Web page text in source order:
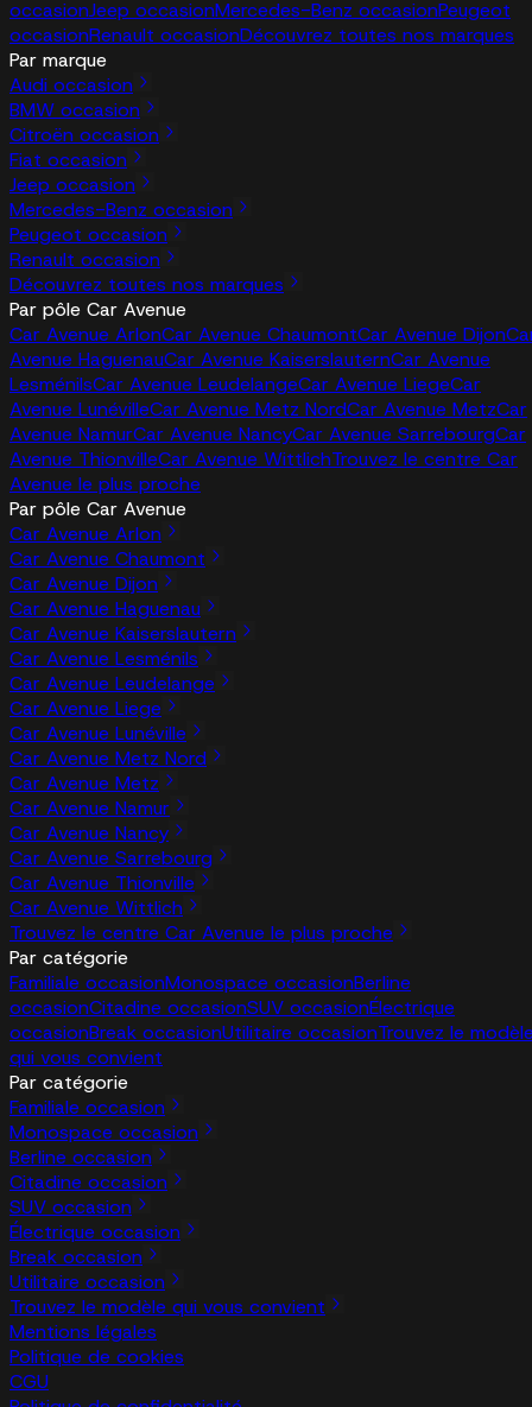
occasionJeep occasionMercedes-Benz occasionPeugeot
occasionRenault occasionDécouvrez toutes nos marques
Par marque
Audi occasion
BMW occasion
Citroën occasion
Fiat occasion
Jeep occasion
Mercedes-Benz occasion
Peugeot occasion
Renault occasion
Découvrez toutes nos marques
Par pôle Car Avenue
Car Avenue ArlonCar Avenue ChaumontCar Avenue Dijon
Avenue HaguenauCar Avenue KaiserslauternCar Avenue
LesménilsCar Avenue LeudelangeCar Avenue LiegeCar
Avenue LunévilleCar Avenue Metz NordCar Avenue MetzCar
Avenue NamurCar Avenue NancyCar Avenue SarrebourgCar
Avenue ThionvilleCar Avenue WittlichTrouvez le centre Car
Avenue le plus proche
Par pôle Car Avenue
Car Avenue Arlon
Car Avenue Chaumont
Car Avenue Dijon
Car Avenue Haguenau
Car Avenue Kaiserslautern
Car Avenue Lesménils
Car Avenue Leudelange
Car Avenue Liege
Car Avenue Lunéville
Car Avenue Metz Nord
Car Avenue Metz
Car Avenue Namur
Car Avenue Nancy
Car Avenue Sarrebourg
Car Avenue Thionville
Car Avenue Wittlich
Trouvez le centre Car Avenue le plus proche
Par catégorie
Familiale occasionMonospace occasionBerline
occasionCitadine occasionSUV occasionÉlectrique
occasionBreak occasionUtilitaire occasionTrouvez le
qui vous convient
Par catégorie
Familiale occasion
Monospace occasion
Berline occasion
Citadine occasion
SUV occasion
Électrique occasion
Break occasion
Utilitaire occasion
Trouvez le modèle qui vous convient
Mentions légales
Politique de cookies
CGU